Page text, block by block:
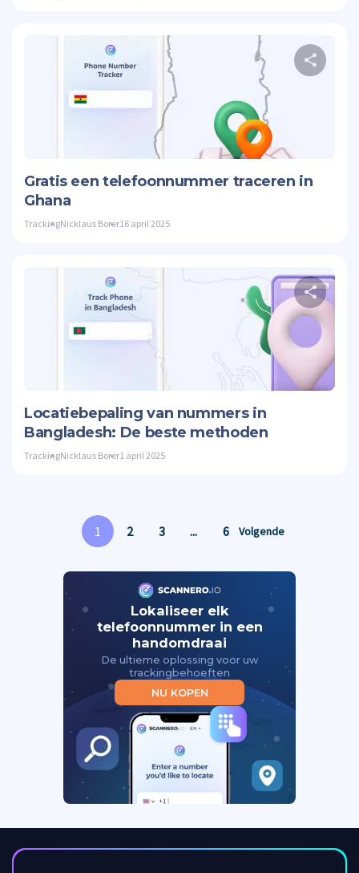
Gratis een telefoonnummer traceren in
Ghana
TrackingNicklaus Borer16 april 2025
Locatiebepaling van nummers in
Bangladesh: De beste methoden
TrackingNicklaus Borer1 april 2025
1 2 3 ... 6 Volgende
Lokaliseer elk
telefoonnummer in een
handomdraai
De ultieme oplossing voor uw
trackingbehoeften
NU KOPEN